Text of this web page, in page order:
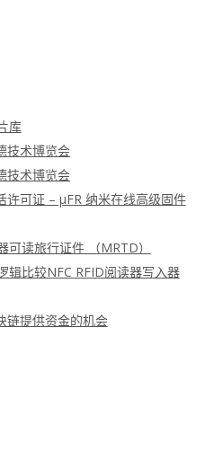
库
技术博览会
技术博览会
许可证 – μFR 纳米在线高级固件
可读旅行证件 （MRTD）
辑比较NFC RFID阅读器写入器
链提供资金的机会